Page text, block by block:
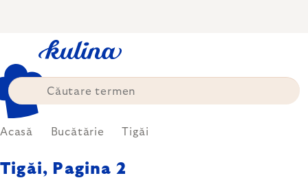
Acasă Bucătărie Tigăi
Tigăi, Pagina 2